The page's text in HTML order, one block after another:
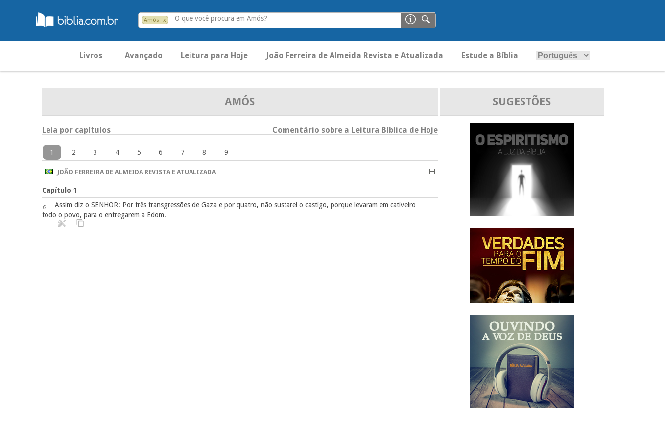
Amós x O que você procura em Amós?
Livros Avançado Leitura para Hoje João Ferreira de Almeida Revista e Atualizada Estude a Bíblia
AMÓS
Leia por capítulos Comentário sobre a Leitura Bíblica de Hoje
1 2 3 4 5 6 7 8 9
JOÃO FERREIRA DE ALMEIDA REVISTA E ATUALIZADA
Capítulo 1
6
Assim diz o SENHOR: Por três transgressões de Gaza e por quatro, não sustarei o castigo, porque levaram em cativeiro
todo o povo, para o entregarem a Edom.
SUGESTÕES